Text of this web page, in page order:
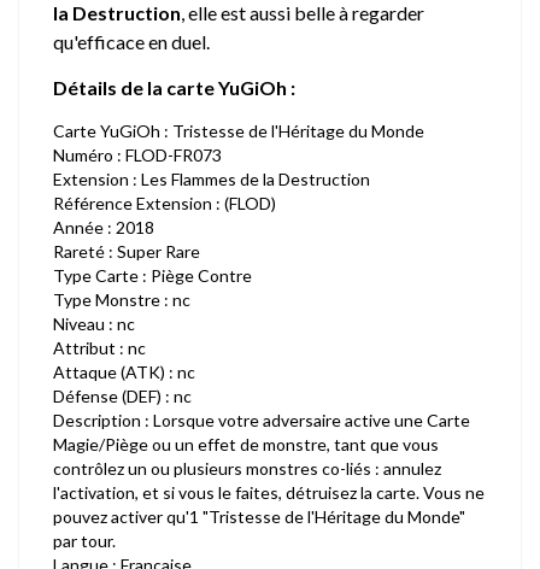
la Destruction, elle est aussi belle à regarder
qu'efficace en duel.
Détails de la carte YuGiOh :
Carte YuGiOh : Tristesse de l'Héritage du Monde
Numéro : FLOD-FR073
Extension : Les Flammes de la Destruction
Référence Extension : (FLOD)
Année : 2018
Rareté : Super Rare
Type Carte : Piège Contre
Type Monstre : nc
Niveau : nc
Attribut : nc
Attaque (ATK) : nc
Défense (DEF) : nc
Description : Lorsque votre adversaire active une Carte
Magie/Piège ou un effet de monstre, tant que vous
contrôlez un ou plusieurs monstres co-liés : annulez
l'activation, et si vous le faites, détruisez la carte. Vous ne
pouvez activer qu'1 "Tristesse de l'Héritage du Monde"
par tour.
Langue : Française